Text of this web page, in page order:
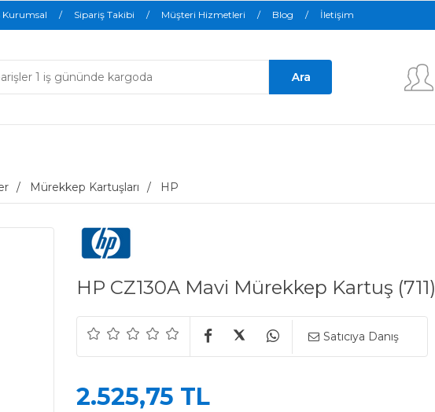
Kurumsal Sipariş Takibi Müşteri Hizmetleri Blog İletişim
Mürekkep Kartuşları HP
HP CZ130A Mavi Mürekkep Kartuş (711)
Satıcıya Danış
2.525,75 TL